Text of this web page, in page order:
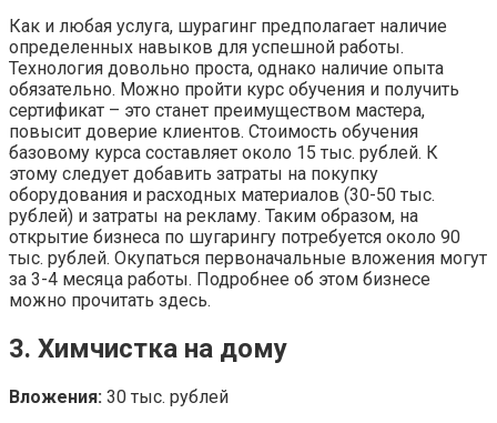
Как и любая услуга, шурагинг предполагает наличие
определенных навыков для успешной работы.
Технология довольно проста, однако наличие опыта
обязательно. Можно пройти курс обучения и получить
сертификат – это станет преимуществом мастера,
повысит доверие клиентов. Стоимость обучения
базовому курса составляет около 15 тыс. рублей. К
этому следует добавить затраты на покупку
оборудования и расходных материалов (30-50 тыс.
рублей) и затраты на рекламу. Таким образом, на
открытие бизнеса по шугарингу потребуется около 90
тыс. рублей. Окупаться первоначальные вложения могут
за 3-4 месяца работы. Подробнее об этом бизнесе
можно прочитать здесь.
3. Химчистка на дому
Вложения: 30 тыс. рублей